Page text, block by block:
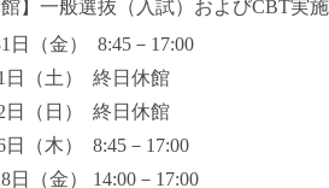
館】一般選抜（入試）およびCBT実
（金） 8:45－17:00
（土） 終日休館
（日） 終日休館
（木） 8:45－17:00
（金） 14:00－17:00